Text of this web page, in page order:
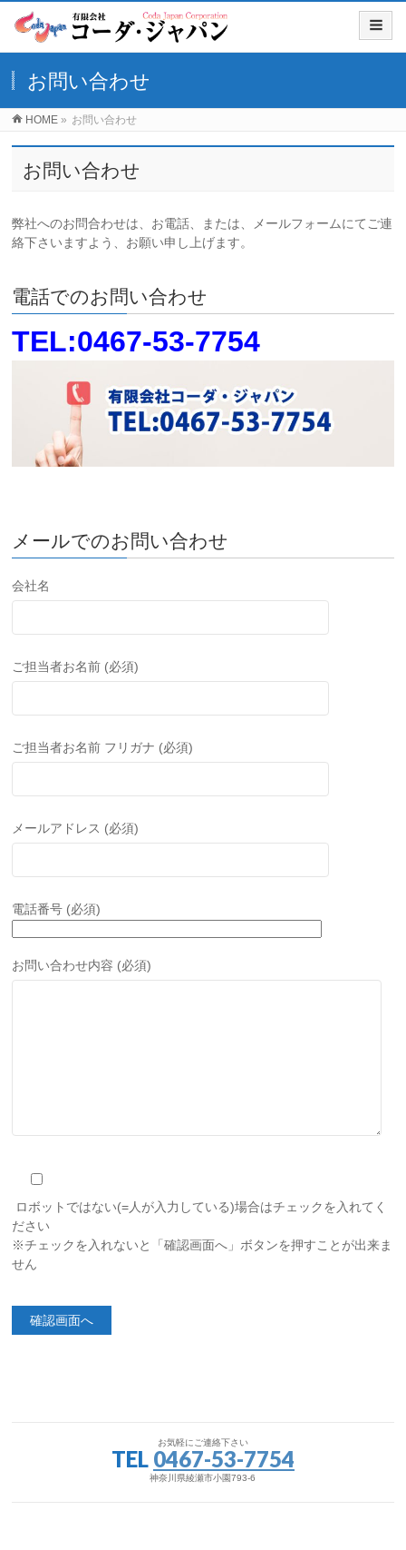
お問い合わせ
HOME » お問い合わせ
お問い合わせ
弊社へのお問合わせは、お電話、または、メールフォームにてご連
絡下さいますよう、お願い申し上げます。
電話でのお問い合わせ
TEL:0467-53-7754
メールでのお問い合わせ
会社名
ご担当者お名前 (必須)
ご担当者お名前 フリガナ (必須)
メールアドレス (必須)
電話番号 (必須)
お問い合わせ内容 (必須)
ロボットではない(=人が入力している)場合はチェックを入れてく
ださい
※チェックを入れないと「確認画面へ」ボタンを押すことが出来ま
せん
お気軽にご連絡下さい
TEL 0467-53-7754
神奈川県綾瀬市小園793-6